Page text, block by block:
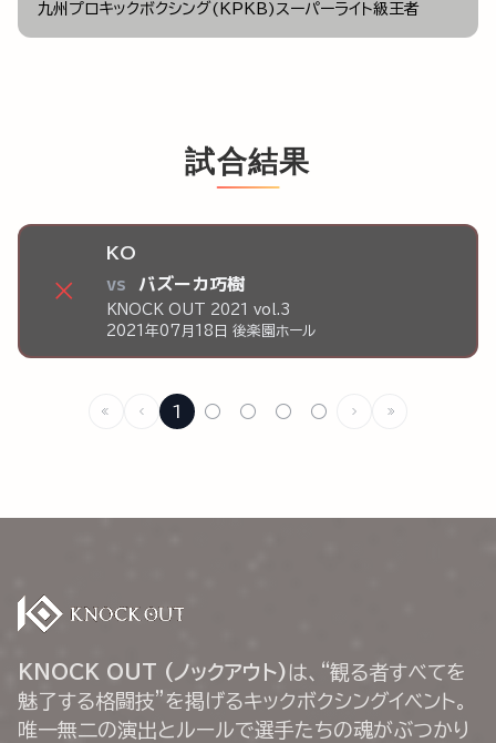
九州プロキックボクシング(KPKB)スーパーライト級王者
試合結果
×
KO
vs バズーカ巧樹
KNOCK OUT 2021 vol.3
2021年07月18日 後楽園ホール
1 ○ ○ ○ ○
KNOCK OUT (ノックアウト) は、“観る者すべてを
魅了する格闘技”を掲げるキックボクシングイベント。
唯一無二の演出とルールで選手たちの魂がぶつかり